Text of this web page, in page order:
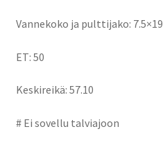
Vannekoko ja pulttijako: 7.5×19
ET: 50
Keskireikä: 57.10
# Ei sovellu talviajoon